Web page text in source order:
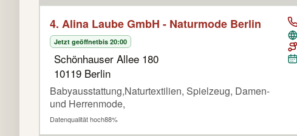
4. Alina Laube GmbH - Naturmode Berlin
Jetzt geöffnetbis 20:00
Schönhauser Allee 180
10119 Berlin
Babyausstattung,Naturtextilien, Spielzeug, Damen-
und Herrenmode,
Datenqualität hoch88%